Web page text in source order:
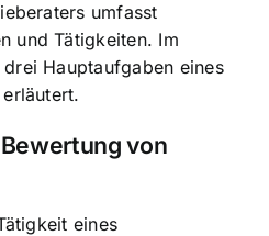
umfasst
und Tätigkeiten. Im
Hauptaufgaben eines
von
eines